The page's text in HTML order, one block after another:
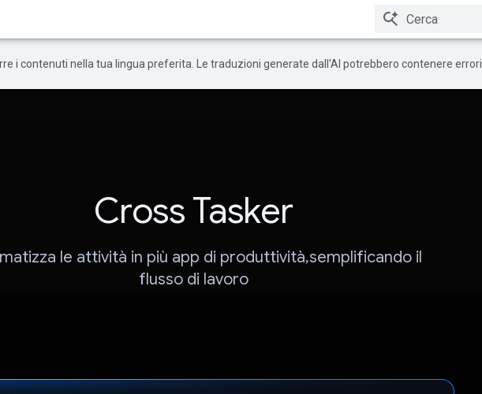
i contenuti nella tua lingua preferita. Le traduzioni generate dall'AI potrebbero contenere errori.
Cross Tasker
le attività in più app di produttività,semplificando il
flusso di lavoro